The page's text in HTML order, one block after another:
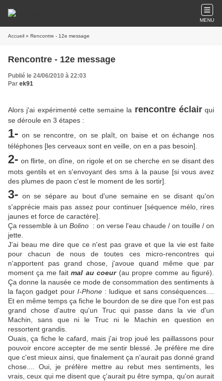
MENU
Accueil » Rencontre - 12e message
Rencontre - 12e message
Publié le 24/06/2010 à 22:03
Par ek91
Alors j'ai expérimenté cette semaine la rencontre éclairqui
se déroule en 3 étapes :
1- on se rencontre, on se plaît, on baise et on échange nos
téléphones [les cerveaux sont en veille, on en a pas besoin].
2- on flirte, on dîne, on rigole et on se cherche en se disant des
mots gentils et en s'envoyant des sms à la pause [si vous avez
des plumes de paon c'est le moment de les sortir].
3- on se sépare au bout d'une semaine en se disant qu'on
s'apprécie mais pas assez pour continuer [séquence mélo, rires
jaunes et force de caractère].
Ça ressemble à un Bolino : on verse l'eau chaude / on touille / on
jette.
J'ai beau me dire que ce n'est pas grave et que la vie est faite
pour chacun de nous de toutes ces micro-rencontresqui
n'apportent pas grand chose, j'avoue quand même que par
moment ça me faitmal au coeur(au propre comme au figuré).
Ça donne la nausée ce mode de consommation des sentiments à
la façon gadget pourI-Phone: ludique et sans conséquences....
Et en même temps ça fiche le bourdon de se dire que l'on est pas
grand chose d'autre qu'un Truc qui passe dans la vie d'un
Machin, sans que ni le Truc ni le Machin en question en
ressortent grandis.
Ouais, ça fiche le cafard, mais j'ai trop joué les paillassons pour
pouvoir encore accepter de me sentir blessé. Je préfère me dire
que c'est mieux ainsi, que finalement ça n'aurait pas donné grand
chose.... Oui, je préfère mettre au rebut mes sentiments, les
vrais, ceux qui me disent que ç'aurait pu être sympa, qu'on aurait